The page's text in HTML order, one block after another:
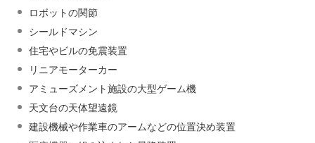
ロボットの関節
シールドマシン
住宅やビルの免震装置
リニアモーターカー
アミューズメント施設の大型ゲーム機
天文台の天体望遠鏡
建設機械や作業車のアームなどの位置決め装置